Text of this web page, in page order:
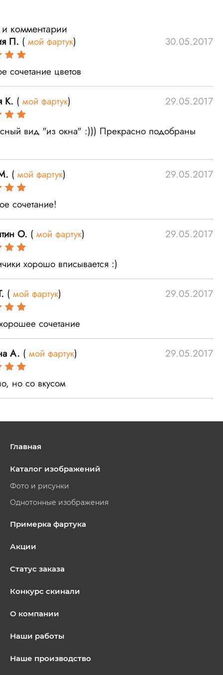
комментарии
П. ( мой фартук) 30.05.2017
сочетание цветов
К. ( мой фартук) 29.05.2017
вид "из окна" :))) Прекрасно подобраны
( мой фартук) 29.05.2017
сочетание!
О. ( мой фартук) 29.05.2017
хорошо вписывается :)
( мой фартук) 29.05.2017
сочетание
А. ( мой фартук) 29.05.2017
но со вкусом
Главная
Каталог изображений
Фото и рисунки
Однотонные изображения
Примерка фартука
Акции
Статус заказа
Конкурс скинали
О компании
Наши работы
Наше производство